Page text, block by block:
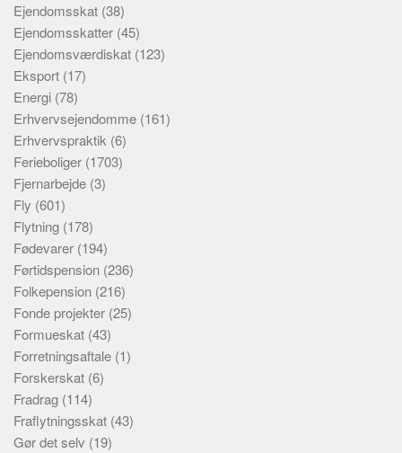
Ejendomsskat (38)
Ejendomsskatter (45)
Ejendomsværdiskat (123)
Eksport (17)
Energi (78)
Erhvervsejendomme (161)
Erhvervspraktik (6)
Ferieboliger (1703)
Fjernarbejde (3)
Fly (601)
Flytning (178)
Fødevarer (194)
Førtidspension (236)
Folkepension (216)
Fonde projekter (25)
Formueskat (43)
Forretningsaftale (1)
Forskerskat (6)
Fradrag (114)
Fraflytningsskat (43)
Gør det selv (19)